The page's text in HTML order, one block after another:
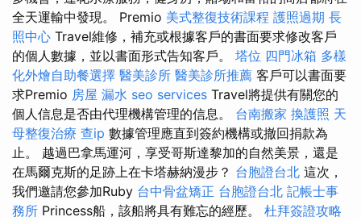
全天運輸中發現。 Premio 美式整復技術課程 護照過期 長
照中心 Travel維修，補充或根據客戶的書面要求修改客戶
的個人數據，並以書面形式告知客戶。 塔位 四門冰箱 多樣
化外燴自助餐選擇 醫美診所 醫美診所推薦 客戶可以書面要
求Premio 房屋 漏水 seo services Travel將提供有關您的
個人信息是否由代理機構管理的信息。 台南搬家 換護照 天
母整復治療 查ip 數據管理應直到簽約機構或撤回捐款為
止。 越過巴拿馬運河，享受哥斯達黎加的自然美景，還是
在馬爾克斯的足跡上在卡塔赫納漫步？ 台胞證台北 這次，
我們邀請您參加Ruby 台中骨盆矯正 台胞證台北 記帳士事
務所 Princess船，該船將具有難忘的經歷。 杜拜簽證攻略